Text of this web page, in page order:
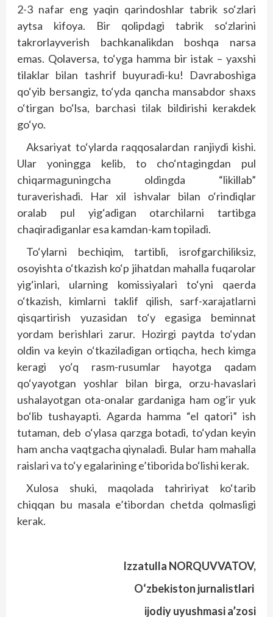
2-3 nafar eng yaqin qarindoshlar tabrik so‘zlari
aytsa kifoya. Bir qolipdagi tabrik so‘zlarini
takrorlayverish bachkanalikdan boshqa narsa
emas. Qolaversa, to‘yga hamma bir istak – yaxshi
tilaklar bilan tashrif buyuradi-ku! Davraboshiga
qo‘yib bersangiz, to‘yda qancha mansabdor shaxs
o‘tirgan bo‘lsa, barchasi tilak bildirishi kerakdek
go‘yo.
Aksariyat to‘ylarda raqqosalardan ranjiydi kishi.
Ular yoningga kelib, to cho‘ntagingdan pul
chiqarmaguningcha oldingda “likillab”
turaverishadi. Har xil ishvalar bilan o‘rindiqlar
oralab pul yig‘adigan otarchilarni tartibga
chaqiradiganlar esa kamdan-kam topiladi.
To‘ylarni bechiqim, tartibli, isrofgarchiliksiz,
osoyishta o‘tkazish ko‘p jihatdan mahalla fuqarolar
yig‘inlari, ularning komissiyalari to‘yni qaerda
o‘tkazish, kimlarni taklif qilish, sarf-xarajatlarni
qisqartirish yuzasidan to‘y egasiga beminnat
yordam berishlari zarur. Hozirgi paytda to‘ydan
oldin va keyin o‘tkaziladigan ortiqcha, hech kimga
keragi yo‘q rasm-rusumlar hayotga qadam
qo‘yayotgan yoshlar bilan birga, orzu-havaslari
ushalayotgan ota-onalar gardaniga ham og‘ir yuk
bo‘lib tushayapti. Agarda hamma “el qatori” ish
tutaman, deb o‘ylasa qarzga botadi, to‘ydan keyin
ham ancha vaqtgacha qiynaladi. Bular ham mahalla
raislari va to‘y egalarining e’tiborida bo‘lishi kerak.
Xulosa shuki, maqolada tahririyat ko‘tarib
chiqqan bu masala e’tibordan chetda qolmasligi
kerak.
Izzatulla NORQUVVATOV,
O‘zbekiston jurnalistlari
ijodiy uyushmasi a’zosi